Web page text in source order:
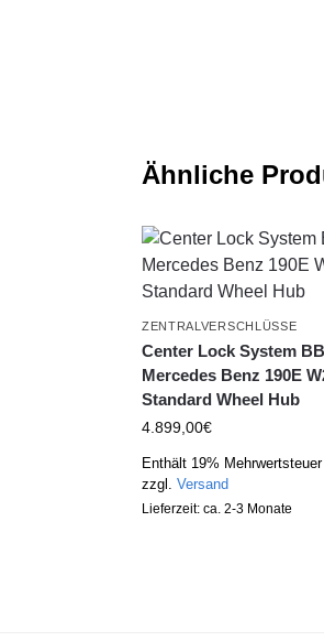
Ähnliche
ZENTRALVERSCHLÜSSE
Center Lock System
Mercedes Benz 190E
Standard Wheel Hub
4.899,00€
Enthält 19% Mehrwertsteuer
zzgl. Versand
Lieferzeit: ca. 2-3 Monate